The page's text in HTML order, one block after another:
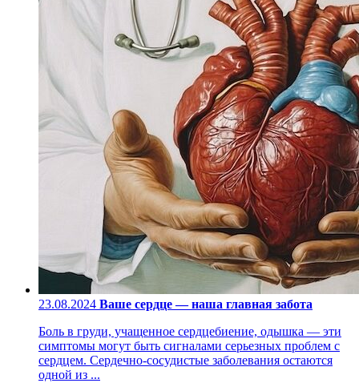
23.08.2024 Ваше сердце — наша главная забота
Боль в груди, учащенное сердцебиение, одышка — эти
симптомы могут быть сигналами серьезных проблем с
сердцем. Сердечно-сосудистые заболевания остаются
одной из ...